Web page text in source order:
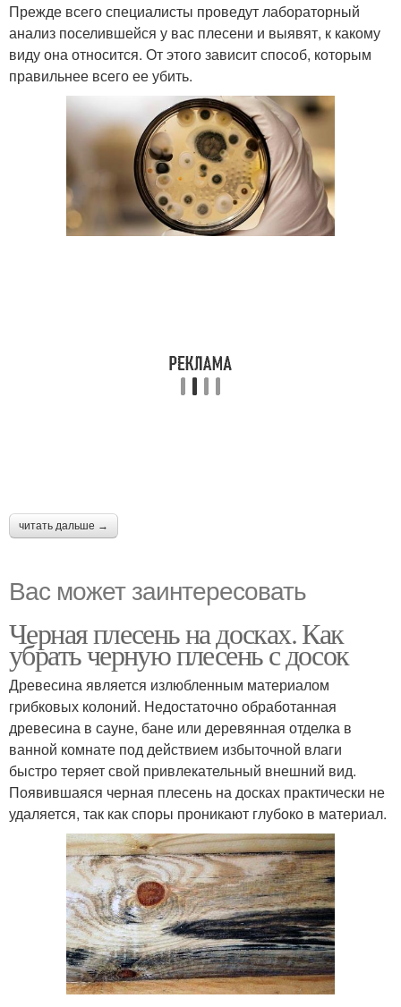
Прежде всего специалисты проведут лабораторный
анализ поселившейся у вас плесени и выявят, к какому
виду она относится. От этого зависит способ, которым
правильнее всего ее убить.
читать дальше →
Вас может заинтересовать
Черная плесень на досках. Как
убрать черную плесень с досок
Древесина является излюбленным материалом
грибковых колоний. Недостаточно обработанная
древесина в сауне, бане или деревянная отделка в
ванной комнате под действием избыточной влаги
быстро теряет свой привлекательный внешний вид.
Появившаяся черная плесень на досках практически не
удаляется, так как споры проникают глубоко в материал.